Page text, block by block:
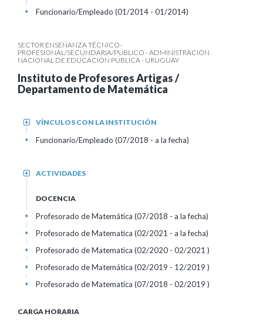
Funcionario/Empleado (01/2014 - 01/2014)
+
SECTOR ENSEÑANZA TÉCNICO-
PROFESIONAL/SECUNDARIA/PÚBLICO - ADMINISTRACIÓN
NACIONAL DE EDUCACIÓN PÚBLICA - URUGUAY
Instituto de Profesores Artigas /
Departamento de Matemática
VÍNCULOS CON LA INSTITUCIÓN
+
Funcionario/Empleado (07/2018 - a la fecha)
+
ACTIVIDADES
+
DOCENCIA
Profesorado de Matemática (07/2018 - a la fecha)
+
Profesorado de Matematica (02/2021 - a la fecha)
+
Profesorado de Matematica (02/2020 - 02/2021 )
+
Profesorado de Matemática (02/2019 - 12/2019 )
+
Profesorado de Matematica (07/2018 - 02/2019 )
+
CARGA HORARIA